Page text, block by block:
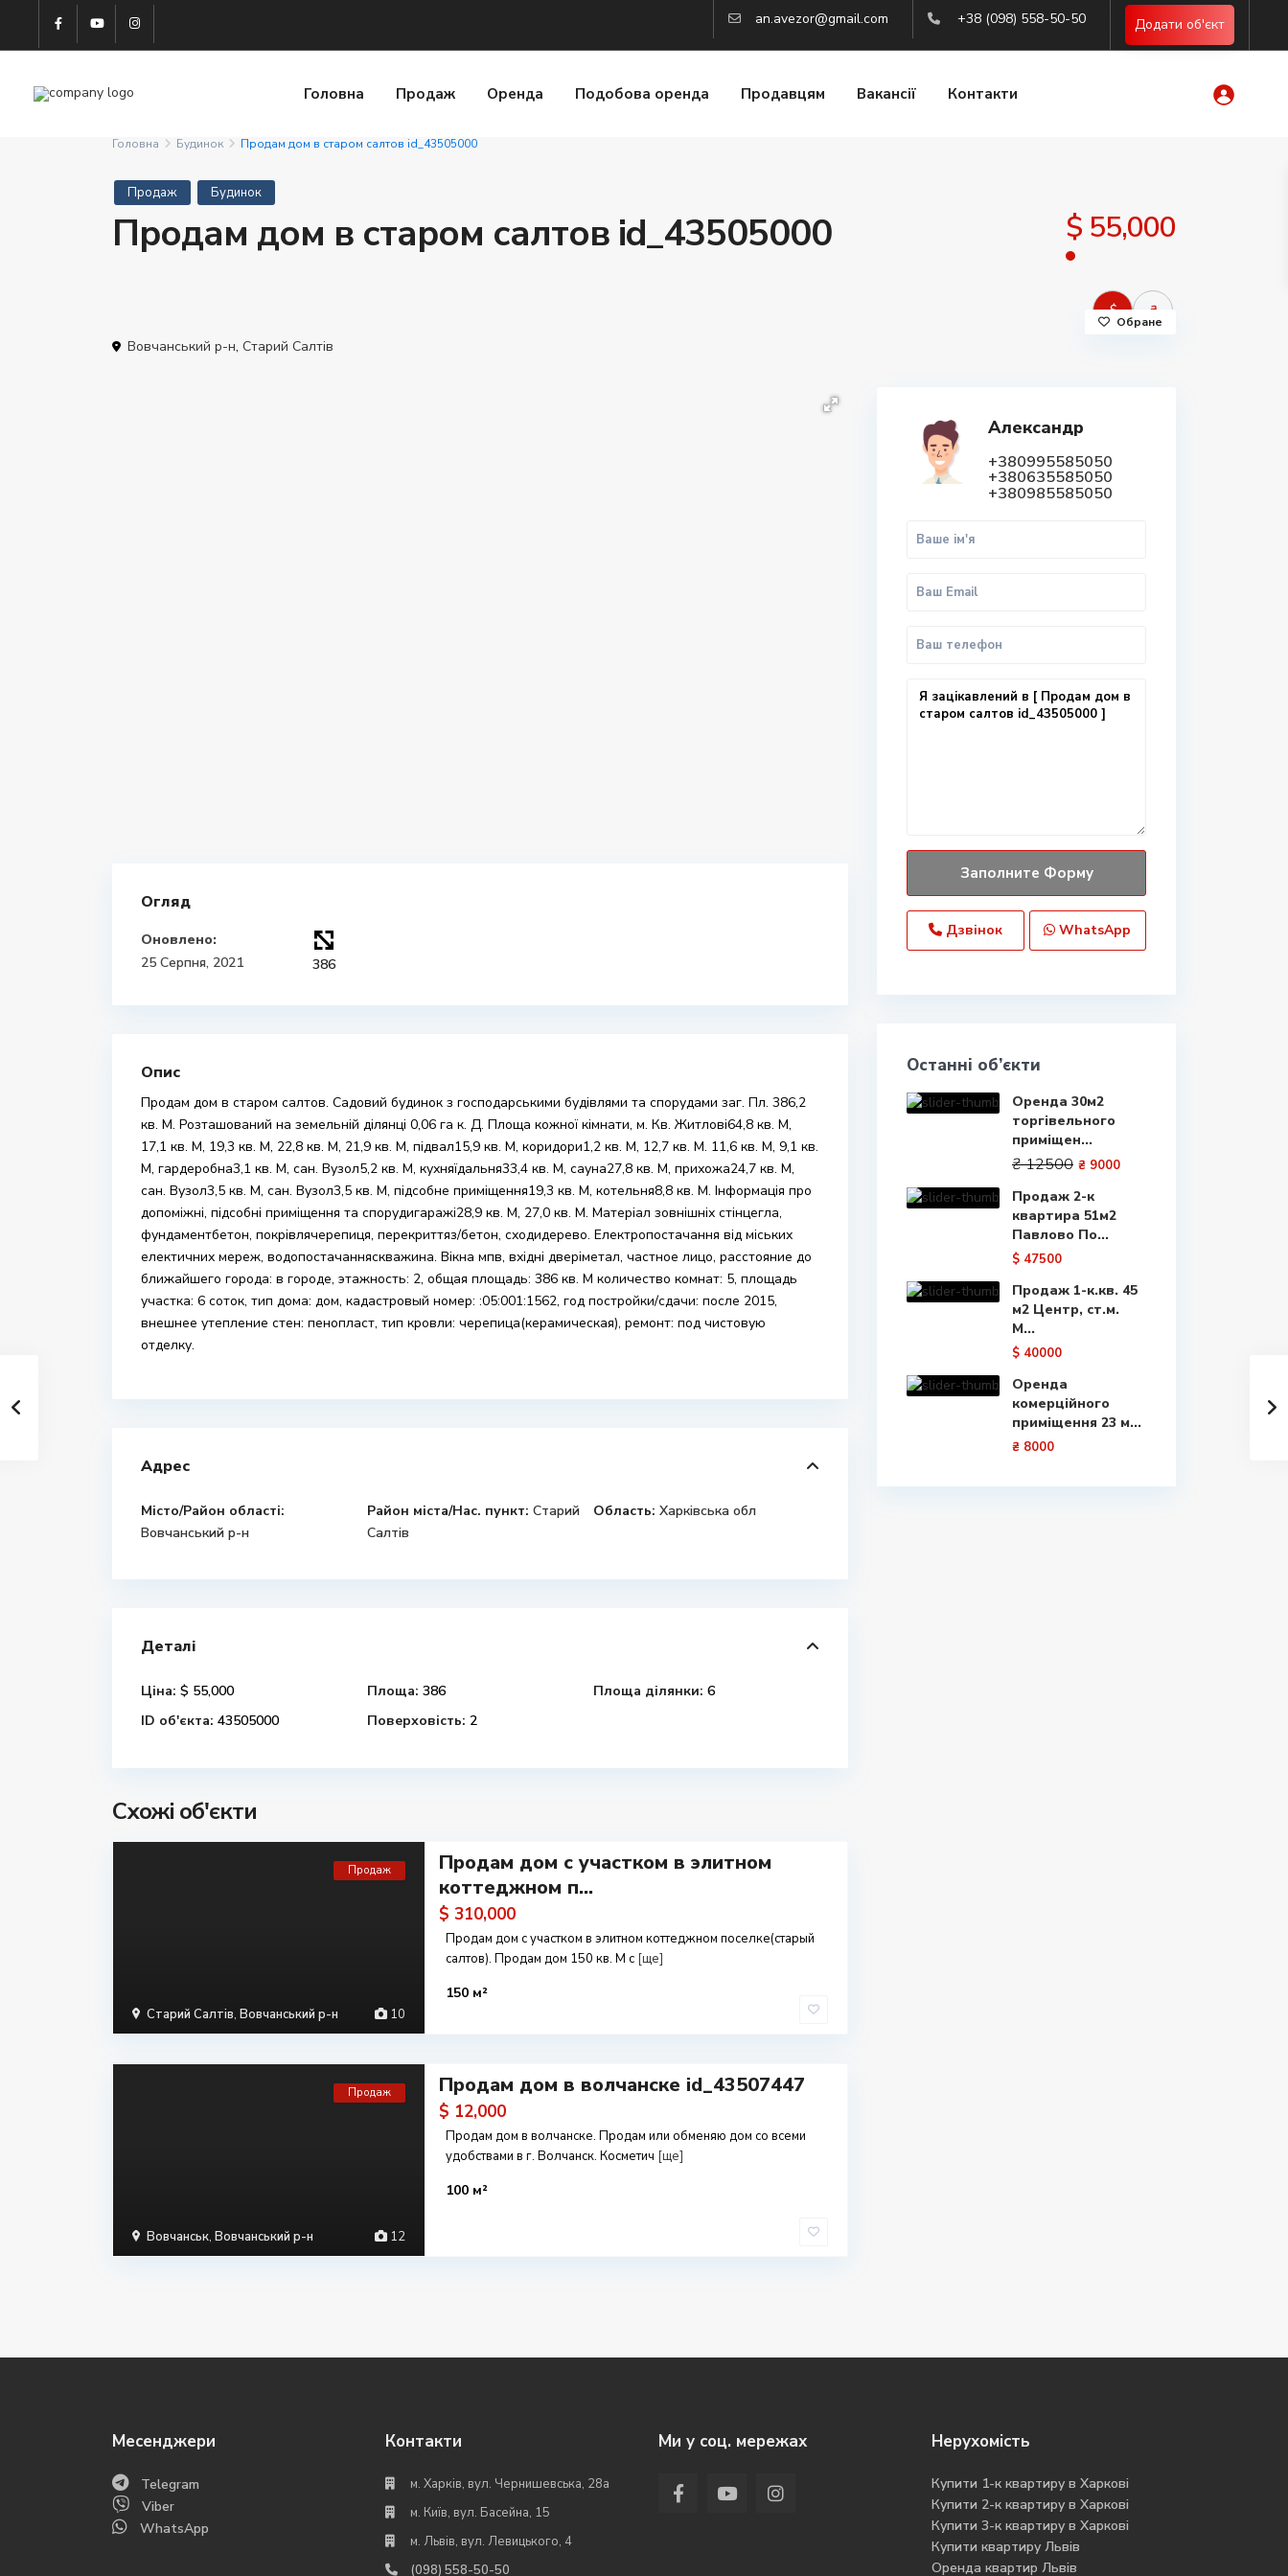
an.avezor@gmail.com +38 (098) 558-50-50 Додати об'єкт
Головна Продаж Оренда Подобова оренда Продавцям Вакансії Контакти
Головна Будинок Продам дом в старом салтов id_43505000
Продаж Будинок
Продам дом в старом салтов id_43505000 $ 55,000
$ ₴
Вовчанський р-н, Старий Салтів
Обране
Огляд
Оновлено:
25 Серпня, 2021
386
Опис
Продам дом в старом салтов. Садовий будинок з господарськими будівлями та спорудами заг. Пл. 386,2
кв. М. Розташований на земельній ділянці 0,06 га к. Д. Площа кожної кімнати, м. Кв. Житлові64,8 кв. М,
17,1 кв. М, 19,3 кв. М, 22,8 кв. М, 21,9 кв. М, підвал15,9 кв. М, коридори1,2 кв. М, 12,7 кв. М. 11,6 кв. М, 9,1 кв.
М, гардеробна3,1 кв. М, сан. Вузол5,2 кв. М, кухняїдальня33,4 кв. М, сауна27,8 кв. М, прихожа24,7 кв. М,
сан. Вузол3,5 кв. М, сан. Вузол3,5 кв. М, підсобне приміщення19,3 кв. М, котельня8,8 кв. М. Iнформація про
допоміжні, підсобні приміщення та спорудигаражі28,9 кв. М, 27,0 кв. М. Матеріал зовнішніх стінцегла,
фундаментбетон, покрівлячерепиця, перекриттяз/бетон, сходидерево. Електропостачання від міських
електичних мереж, водопостачанняскважина. Вікна мпв, вхідні дверіметал, частное лицо, расстояние до
ближайшего города: в городе, этажность: 2, общая площадь: 386 кв. М количество комнат: 5, площадь
участка: 6 соток, тип дома: дом, кадастровый номер: :05:001:1562, год постройки/сдачи: после 2015,
внешнее утепление стен: пенопласт, тип кровли: черепица(керамическая), ремонт: под чистовую
отделку.
Адрес
Місто/Район області:
Вовчанський р-н
Район міста/Нас. пункт: Старий
Салтів
Область: Харківська обл
Деталі
Ціна: $ 55,000 Площа: 386 Площа ділянки: 6
ID об'єкта: 43505000 Поверховість: 2
Схожі об'єкти
10
Старий Салтів, Вовчанський р-н
Продаж
Продам дом с участком в элитном
коттеджном п...
$ 310,000
Продам дом с участком в элитном коттеджном поселке(старый
салтов). Продам дом 150 кв. М с [ще]
150 м²
12
Вовчанськ, Вовчанський р-н
Продаж Продам дом в волчанске id_43507447
$ 12,000
Продам дом в волчанске. Продам или обменяю дом со всеми
удобствами в г. Волчанск. Косметич [ще]
100 м²
Александр
+380995585050
+380635585050
+380985585050
Дзвінок WhatsApp
Останні об’єкти
Оренда 30м2
торгівельного
приміщен...
₴ 12500 ₴ 9000
Продаж 2-к
квартира 51м2
Павлово По...
$ 47500
Продаж 1-к.кв. 45
м2 Центр, ст.м.
М...
$ 40000
Оренда
комерційного
приміщення 23 м...
₴ 8000
Месенджери
Telegram
Viber
WhatsApp
Контакти
м. Харків, вул. Чернишевська, 28а
м. Київ, вул. Басейна, 15
м. Львів, вул. Левицького, 4
(098) 558-50-50
Ми у соц. мережах Нерухомість
Купити 1-к квартиру в Харкові
Купити 2-к квартиру в Харкові
Купити 3-к квартиру в Харкові
Купити квартиру Львів
Оренда квартир Львів